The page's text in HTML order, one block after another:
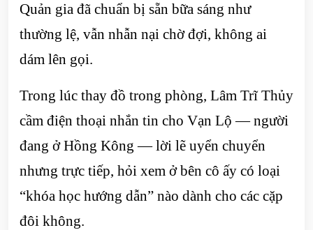
Quản gia đã chuẩn bị sẵn bữa sáng như
thường lệ, vẫn nhẫn nại chờ đợi, không ai
dám lên gọi.
Trong lúc thay đồ trong phòng, Lâm Trĩ Thủy
cầm điện thoại nhắn tin cho Vạn Lộ — người
đang ở Hồng Kông — lời lẽ uyển chuyển
nhưng trực tiếp, hỏi xem ở bên cô ấy có loại
“khóa học hướng dẫn” nào dành cho các cặp
đôi không.